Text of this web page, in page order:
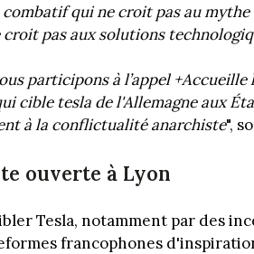
combatif qui ne croit pas au
pas aux solutions
participons à l’appel
cible tesla de l'Allemagne aux
à la conflictualité anarchiste",
ouverte à Lyon
Tesla, notamment par des
francophones